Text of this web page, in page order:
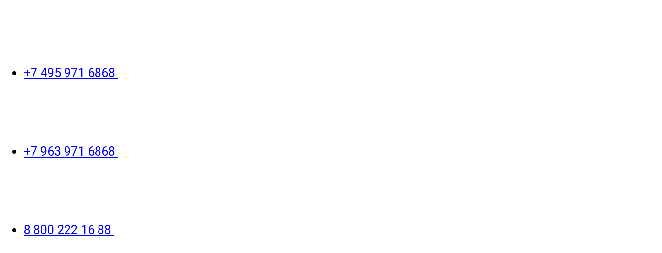
+7 495 971 6868
+7 963 971 6868
8 800 222 16 88